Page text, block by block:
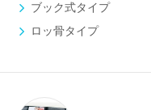
ブック式タイプ
ロッ骨タイプ